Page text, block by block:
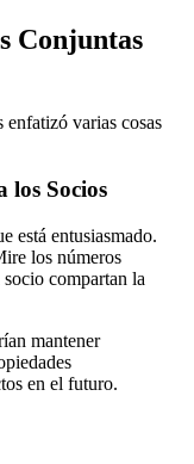
Conjuntas
varias cosas
los Socios
está entusiasmado.
los números
compartan la
mantener
en el futuro.